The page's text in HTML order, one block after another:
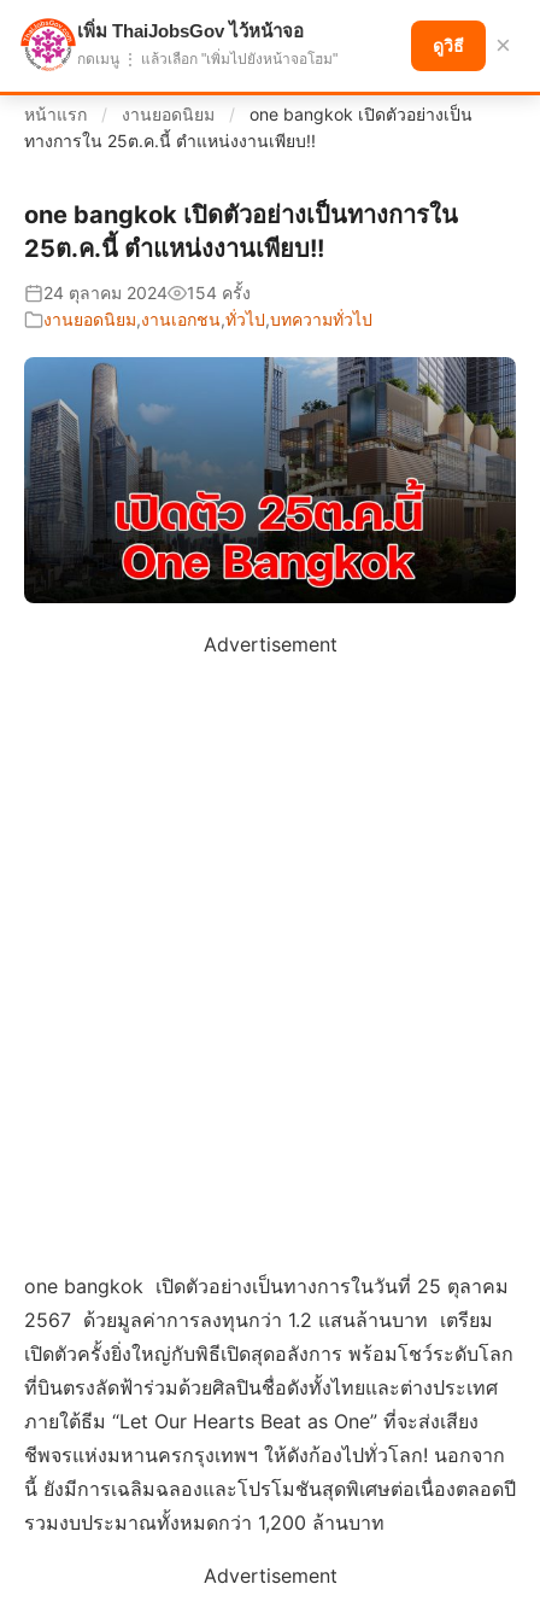
แบ่งปันโอกาส เพื่ออนาคตที่ก้าวหน้า
หน้าแรก / งานยอดนิยม /
one bangkok เปิดตัวอย่างเป็น
ทางการใน 25ต.ค.นี้ ตำแหน่งงานเพียบ!!
one bangkok เปิดตัวอย่างเป็นทางการใน
25ต.ค.นี้ ตำแหน่งงานเพียบ!!
24 ตุลาคม 2024
154 ครั้ง
งานยอดนิยม,งานเอกชน,ทั่วไป,บทความทั่วไป
Advertisement
one bangkok เปิดตัวอย่างเป็นทางการในวันที่ 25 ตุลาคม
2567 ด้วยมูลค่าการลงทุนกว่า 1.2 แสนล้านบาท เตรียม
เปิดตัวครั้งยิ่งใหญ่กับพิธีเปิดสุดอลังการ พร้อมโชว์ระดับโลก
ที่บินตรงลัดฟ้าร่วมด้วยศิลปินชื่อดังทั้งไทยและต่างประเทศ
ภายใต้ธีม “Let Our Hearts Beat as One” ที่จะส่งเสียง
ชีพจรแห่งมหานครกรุงเทพฯ ให้ดังก้องไปทั่วโลก! นอกจาก
นี้ ยังมีการเฉลิมฉลองและโปรโมชันสุดพิเศษต่อเนื่องตลอดปี
รวมงบประมาณทั้งหมดกว่า 1,200 ล้านบาท
Advertisement
เพิ่ม ThaiJobsGov ไว้หน้าจอ
กดเมนู ⋮ แล้วเลือก "เพิ่มไปยังหน้าจอโฮม"
ดูวิธี ×